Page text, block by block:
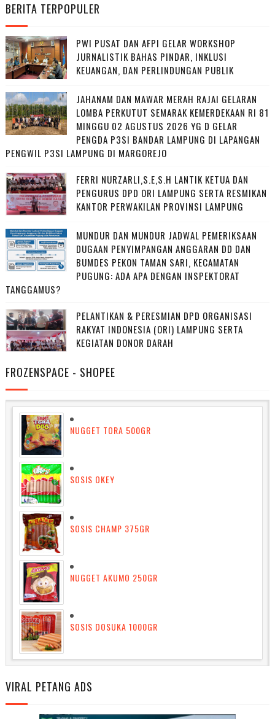
BERITA TERPOPULER
PWI PUSAT DAN AFPI GELAR WORKSHOP
JURNALISTIK BAHAS PINDAR, INKLUSI
KEUANGAN, DAN PERLINDUNGAN PUBLIK
JAHANAM DAN MAWAR MERAH RAJAI GELARAN
LOMBA PERKUTUT SEMARAK KEMERDEKAAN RI 81
MINGGU 02 AGUSTUS 2026 YG D GELAR
PENGDA P3SI BANDAR LAMPUNG DI LAPANGAN
PENGWIL P3SI LAMPUNG DI MARGOREJO
FERRI NURZARLI,S.E,S.H LANTIK KETUA DAN
PENGURUS DPD ORI LAMPUNG SERTA RESMIKAN
KANTOR PERWAKILAN PROVINSI LAMPUNG
MUNDUR DAN MUNDUR JADWAL PEMERIKSAAN
DUGAAN PENYIMPANGAN ANGGARAN DD DAN
BUMDES PEKON TAMAN SARI, KECAMATAN
PUGUNG: ADA APA DENGAN INSPEKTORAT
TANGGAMUS?
PELANTIKAN & PERESMIAN DPD ORGANISASI
RAKYAT INDONESIA (ORI) LAMPUNG SERTA
KEGIATAN DONOR DARAH
FROZENSPACE - SHOPEE
NUGGET TORA 500GR
SOSIS OKEY
SOSIS CHAMP 375GR
NUGGET AKUMO 250GR
SOSIS DOSUKA 1000GR
VIRAL PETANG ADS